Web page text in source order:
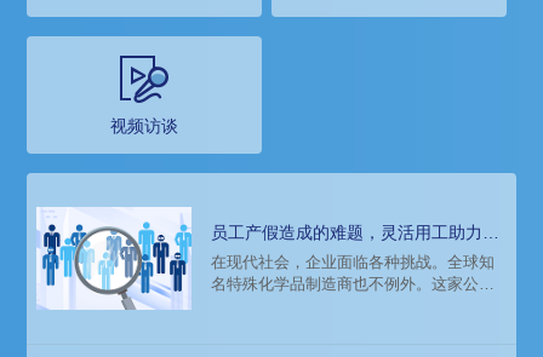
视频访谈
员工产假造成的难题，灵活用工助力知
名特殊化学品制造商解决
在现代社会，企业面临各种挑战。全球知
名特殊化学品制造商也不例外。这家公司